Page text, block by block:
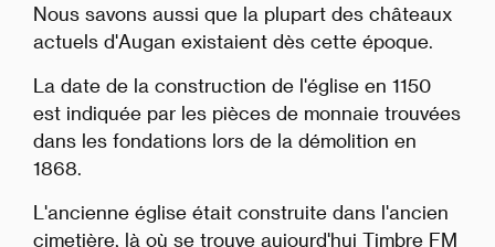
Nous savons aussi que la plupart des châteaux
actuels d'Augan existaient dès cette époque.
La date de la construction de l'église en 1150
est indiquée par les pièces de monnaie trouvées
dans les fondations lors de la démolition en
1868.
L'ancienne église était construite dans l'ancien
cimetière, là où se trouve aujourd'hui Timbre FM